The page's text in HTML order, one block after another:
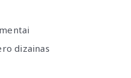
dizainas